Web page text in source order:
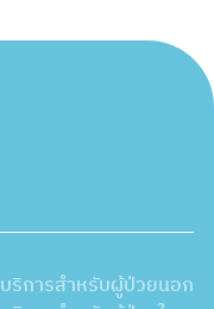
บริการสำหรับผู้ป่วยนอก